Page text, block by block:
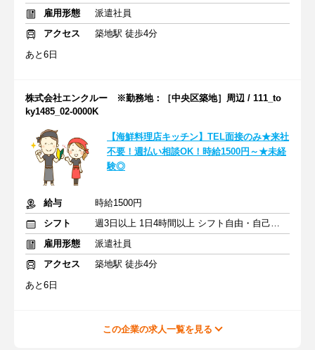
雇用形態
派遣社員
アクセス
築地駅 徒歩4分
あと6日
株式会社エンクルー ※勤務地：［中央区築地］周辺 / 111_to
ky1485_02-0000K
【海鮮料理店キッチン】TEL面接のみ★来社
不要！週払い相談OK！時給1500円～★未経
験◎
給与
時給1500円
シフト
週3日以上 1日4時間以上 シフト自由・自己申告
雇用形態
派遣社員
アクセス
築地駅 徒歩4分
あと6日
この企業の求人一覧を見る